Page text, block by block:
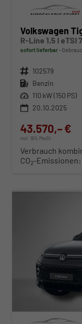
Volkswagen
sofort lieferbar
Fahrzeugnr. 102579
Kraftstoff Benzin
Leistung 110 kW (150 PS)
20.10.2025
43.570,– €
incl. 19% MwSt.
Verbrauch
CO2-Emissionen: